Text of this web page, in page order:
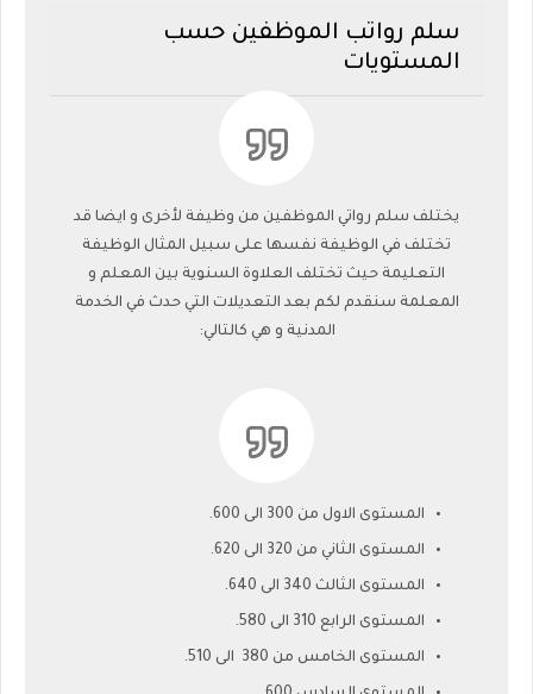
سلم رواتب الموظفين حسب
المستويات
يختلف سلم رواتي الموظفين من وظيفة لأخرى و ايضا قد
تختلف في الوظيفة نفسها على سبيل المثال الوظيفة
التعليمة حيث تختلف العلاوة السنوية بين المعلم و
المعلمة سنقدم لكم بعد التعديلات التي حدث في الخدمة
المدنية و هي كالتالي:
المستوى الاول من 300 الى 600.
المستوى الثاني من 320 الى 620.
المستوى الثالث 340 الى 640.
المستوى الرابع 310 الى 580.
المستوى الخامس من 380 الى 510.